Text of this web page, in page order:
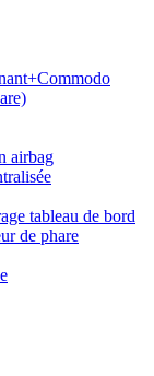
airbag
tableau de bord
de phare